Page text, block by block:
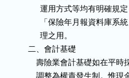
運用方式等均有明
「保險年月報資料
                理之用。
          二、會計基礎
壽險業會計基礎如在
調整為權責發生制。